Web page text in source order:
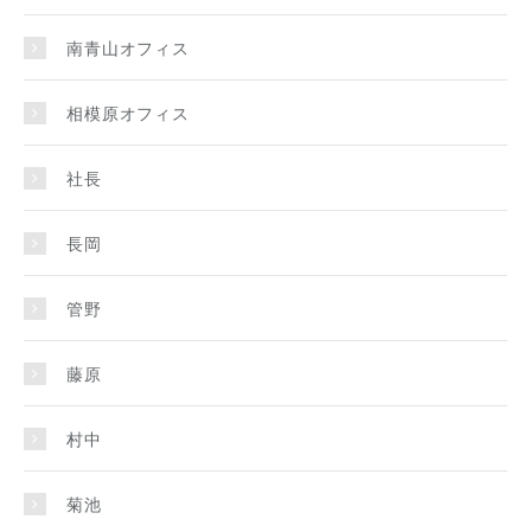
南青山オフィス
相模原オフィス
社長
長岡
管野
藤原
村中
菊池